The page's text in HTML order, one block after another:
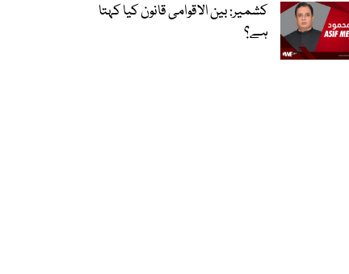
کشمیر: بین الاقوامی قانون کیا کہتا
ہے؟